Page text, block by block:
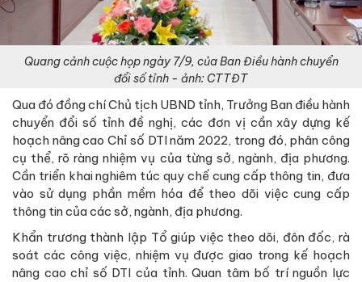
Quang cảnh cuộc họp ngày 7/9, của Ban Điều hành chuyển
đổi số tỉnh - ảnh: CTTĐT
Qua đó đồng chí Chủ tịch UBND tỉnh, Trưởng Ban điều hành
chuyển đổi số tỉnh đề nghị, các đơn vị cần xây dựng kế
hoạch nâng cao Chỉ số DTI năm 2022, trong đó, phân công
cụ thể, rõ ràng nhiệm vụ của từng sở, ngành, địa phương.
Cần triển khai nghiêm túc quy chế cung cấp thông tin, đưa
vào sử dụng phần mềm hóa để theo dõi việc cung cấp
thông tin của các sở, ngành, địa phương.
Khẩn trương thành lập Tổ giúp việc theo dõi, đôn đốc, rà
soát các công việc, nhiệm vụ được giao trong kế hoạch
nâng cao chỉ số DTI của tỉnh. Quan tâm bố trí nguồn lực